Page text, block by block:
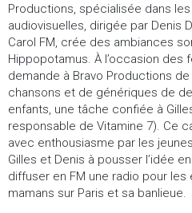
Productions, spécialisée dans
audiovisuelles, dirigée par Denis
Carol FM, crée des ambiances
Hippopotamus. À l’occasion des
demande à Bravo Productions
chansons et de génériques de
enfants, une tâche confiée à
responsable de Vitamine 7). Ce
avec enthousiasme par les
Gilles et Denis à pousser l’idée
diffuser en FM une radio pour
mamans sur Paris et sa banlieue.